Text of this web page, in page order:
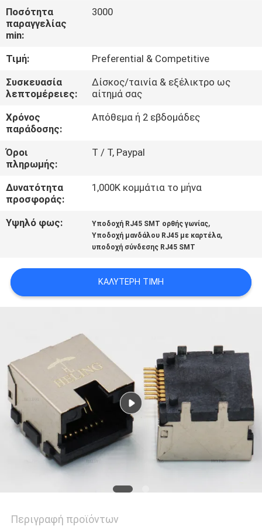
ΜΑΣ
ΣΕ
ΕΠΑΦΉ
ΖΗΤΉΣΤΕ
ΈΝΑ
ΑΠΌΣΠΑΣΜΑ
SITEMAP
ΑΠΟΡΡΉΤΟΥ
Ποσότητα
παραγγελίας
min:
3000
Τιμή:
Preferential & Competitive
Συσκευασία
λεπτομέρειες:
Δίσκος/ταινία & εξέλικτρο ως
αίτημά σας
Χρόνος
παράδοσης:
Απόθεμα ή 2 εβδομάδες
Όροι
πληρωμής:
T / Τ, Paypal
Δυνατότητα
προσφοράς:
1,000K κομμάτια το μήνα
Υψηλό φως: Υποδοχή RJ45 SMT ορθής γωνίας,
Υποδοχή μανδάλου RJ45 με καρτέλα,
υποδοχή σύνδεσης RJ45 SMT
ΚΑΛΎΤΕΡΗ ΤΙΜΉ
Περιγραφή προϊόντων